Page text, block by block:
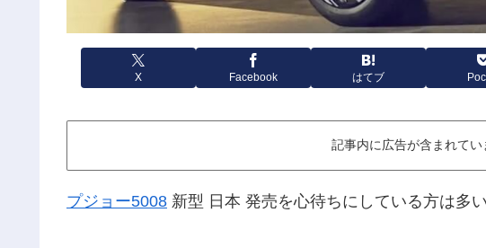
X Facebook はてブ
記事内に広告が含まれてい
プジョー5008 新型 日本 発売を心待ちにしている方は多